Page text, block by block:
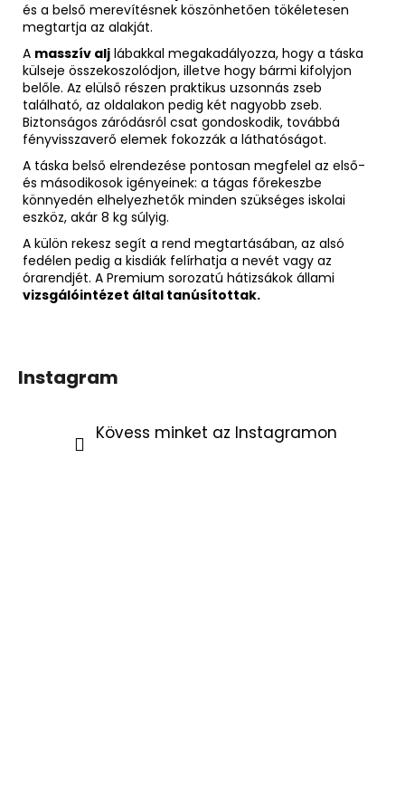
és a belső merevítésnek köszönhetően tökéletesen
megtartja az alakját.
A masszív alj lábakkal megakadályozza, hogy a táska
külseje összekoszolódjon, illetve hogy bármi kifolyjon
belőle. Az elülső részen praktikus uzsonnás zseb
található, az oldalakon pedig két nagyobb zseb.
Biztonságos záródásról csat gondoskodik, továbbá
fényvisszaverő elemek fokozzák a láthatóságot.
A táska belső elrendezése pontosan megfelel az első-
és másodikosok igényeinek: a tágas főrekeszbe
könnyedén elhelyezhetők minden szükséges iskolai
eszköz, akár 8 kg súlyig.
A külön rekesz segít a rend megtartásában, az alsó
fedélen pedig a kisdiák felírhatja a nevét vagy az
órarendjét. A Premium sorozatú hátizsákok állami
vizsgálóintézet által tanúsítottak.
Instagram
Kövess minket az Instagramon